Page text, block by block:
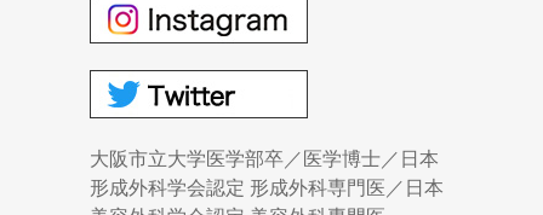
大阪市立大学医学部卒／医学博士／日本
形成外科学会認定 形成外科専門医／日本